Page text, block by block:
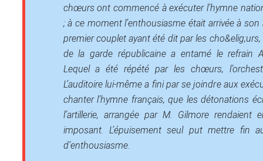
chœurs ont commencé à exécuter l’hymne
; à ce moment l’enthousiasme était arrivée à son
premier couplet ayant été dit par les
de la garde républicaine a entamé le refrain
Lequel a été répété par les chœurs,
L’auditoire lui-même a fini par se joindre aux
chanter l’hymne français, que les détonations
l’artillerie, arrangée par M. Gilmore rendaient
imposant. L’épuisement seul put mettre fin
d’enthousiasme.